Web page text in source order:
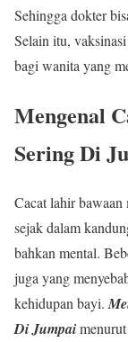
Sehingga dokter
Selain itu,
bagi wanita yang
Mengenal
Sering Di
Cacat lahir
sejak dalam
bahkan mental.
juga yang
kehidupan bayi.
Di Jumpai